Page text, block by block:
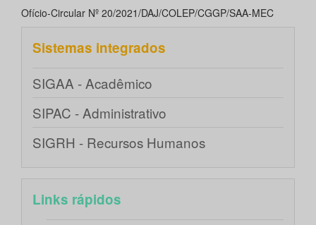
Ofício-Circular Nº 20/2021/DAJ/COLEP/CGGP/SAA-MEC
Sistemas integrados
SIGAA - Acadêmico
SIPAC - Administrativo
SIGRH - Recursos Humanos
Links rápidos